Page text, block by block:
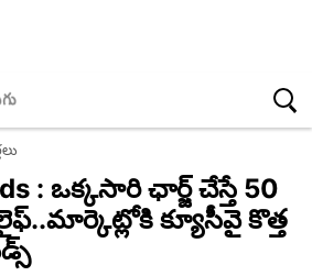
: ఒక్కసారి ఛార్జ్ చేస్తే 50
క్యూసీవై కొత్త